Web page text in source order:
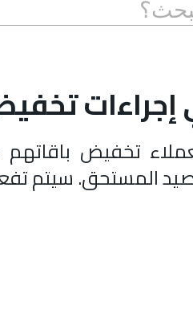
تخفيض باقاتهم
المستحق. سيتم